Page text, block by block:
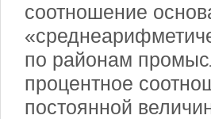
соотношение
по районам
процентное
постоянной